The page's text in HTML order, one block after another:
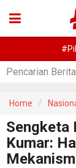
Home
Sengketa
Kumar: